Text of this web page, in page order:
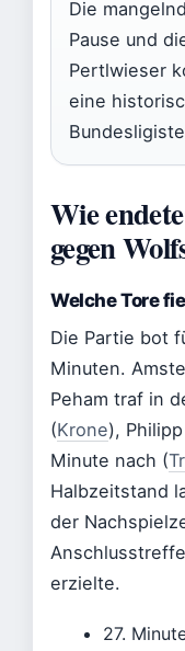
Die
Pause und
Pertlwieser
eine
Wie
gegen
Welche Tore
Die Partie bot
Minuten.
Peham traf in
(Krone),
Minute nach (
Halbzeitstand
der
erzielte.
27.